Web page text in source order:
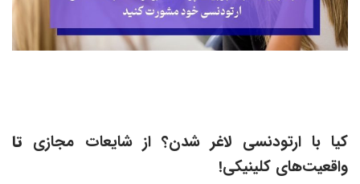
کیا با ارتودنسی لاغر شدن؟ از شایعات مجازی تا
واقعیت‌های کلینیکی!